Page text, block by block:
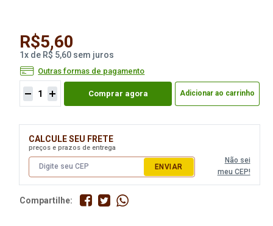
R$5,60
1x de R$ 5,60 sem juros
Outras formas de pagamento
Comprar agora Adicionar ao carrinho
CALCULE SEU FRETE
preços e prazos de entrega
ENVIAR
Não sei
meu CEP!
Compartilhe: